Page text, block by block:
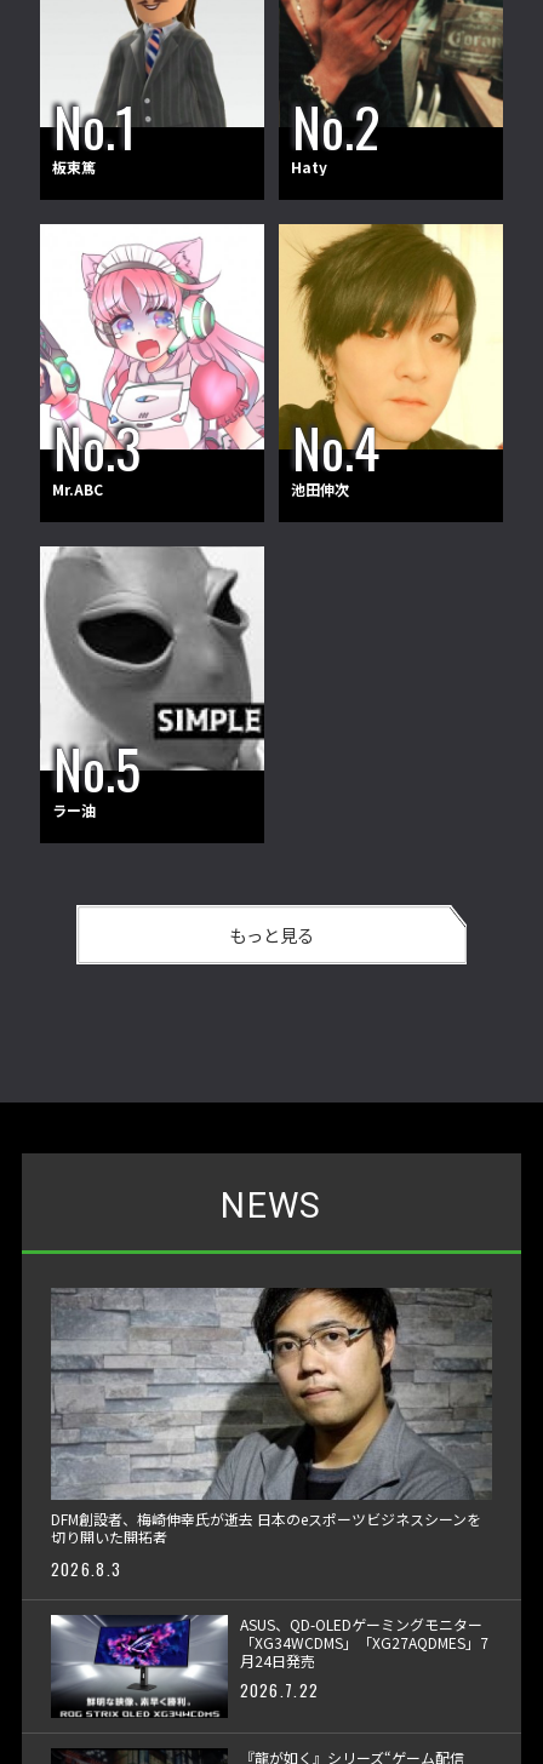
板東篤 Haty
Mr.ABC 池田伸次
ラー油
もっと見る
NEWS
DFM創設者、梅崎伸幸氏が逝去 日本のeスポーツビジネスシーンを
切り開いた開拓者
2026.8.3
ASUS、QD-OLEDゲーミングモニター
「XG34WCDMS」「XG27AQDMES」7
月24日発売
2026.7.22
『龍が如く』シリーズ“ゲーム配信